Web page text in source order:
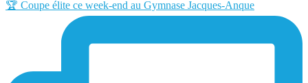
🏆 Coupe élite ce week-end au Gymnase Jacques-Anque